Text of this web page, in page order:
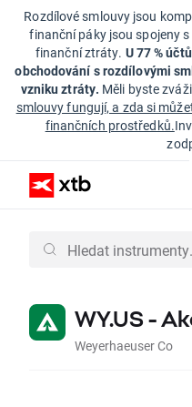
Rozdílové smlouvy jsou
finanční páky jsou spojeny
finanční ztráty. U 77 %
obchodování s rozdílovými
vzniku ztráty. Měli byste
smlouvy fungují, a zda si
finančních prostředků.
WY.US -
Weyerhaeuser Co